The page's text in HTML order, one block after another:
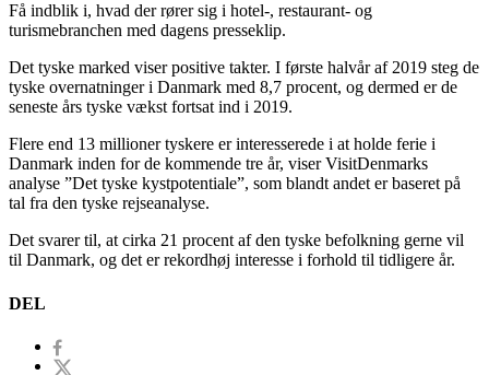
Få indblik i, hvad der rører sig i hotel-, restaurant- og
turismebranchen med dagens presseklip.
Det tyske marked viser positive takter. I første halvår af 2019 steg de
tyske overnatninger i Danmark med 8,7 procent, og dermed er de
seneste års tyske vækst fortsat ind i 2019.
Flere end 13 millioner tyskere er interesserede i at holde ferie i
Danmark inden for de kommende tre år, viser VisitDenmarks
analyse ”Det tyske kystpotentiale”, som blandt andet er baseret på
tal fra den tyske rejseanalyse.
Det svarer til, at cirka 21 procent af den tyske befolkning gerne vil
til Danmark, og det er rekordhøj interesse i forhold til tidligere år.
DEL